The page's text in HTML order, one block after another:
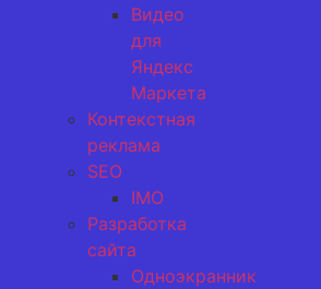
Видео
для
Яндекс
Маркета
Контекстная
реклама
SEO
IMO
Разработка
сайта
Одноэкранник